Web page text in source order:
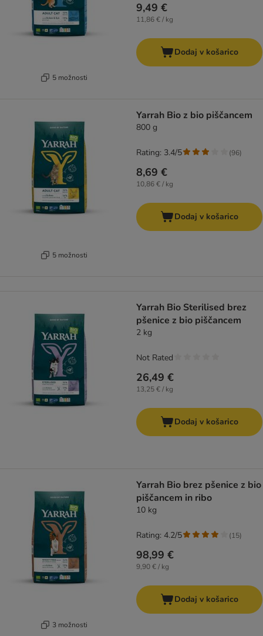
5 možnosti
9,49 €
11,86 € / kg
Dodaj v košarico
5 možnosti
Yarrah Bio z bio piščancem
800 g
8,69 €
10,86 € / kg
Rating: 3.4/5 (96)
Dodaj v košarico
Yarrah Bio Sterilised brez
pšenice z bio piščancem
2 kg
26,49 €
13,25 € / kg
Not Rated
Dodaj v košarico
3 možnosti
Yarrah Bio brez pšenice z bio
piščancem in ribo
10 kg
98,99 €
9,90 € / kg
Rating: 4.2/5 (15)
Dodaj v košarico